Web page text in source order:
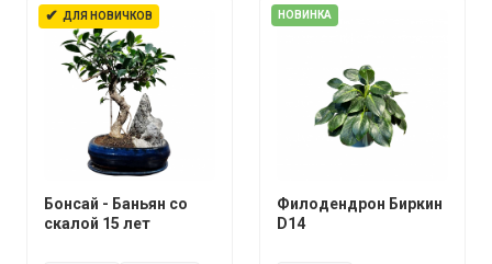
✔ ДЛЯ НОВИЧКОВ
Бонсай - Баньян со
скалой 15 лет
НОВИНКА
Филодендрон Биркин
D14